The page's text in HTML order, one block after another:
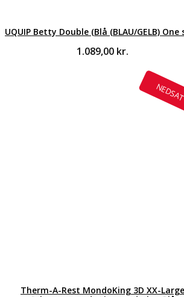
UQUIP Betty Double (Blå (BLAU/GELB) One
1.089,00 kr.
Therm-A-Rest MondoKing 3D XX-Large